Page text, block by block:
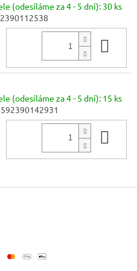
(odesíláme za 4 - 5 dní): 30 ks
(odesíláme za 4 - 5 dní): 15 ks